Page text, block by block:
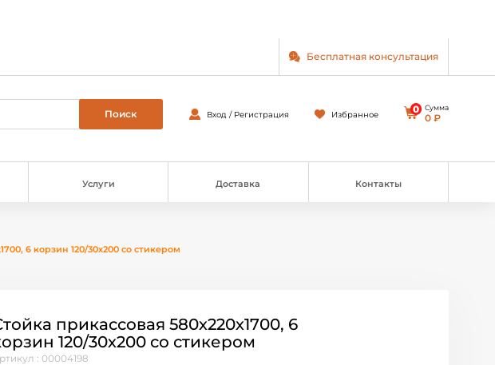
Бесплатная консультация
Вход / Регистрация Избранное 0 Сумма
0 ₽
Услуги Доставка Контакты
6 корзин 120/30х200 со стикером
прикассовая 580х220х1700, 6
120/30х200 со стикером
: 00004198